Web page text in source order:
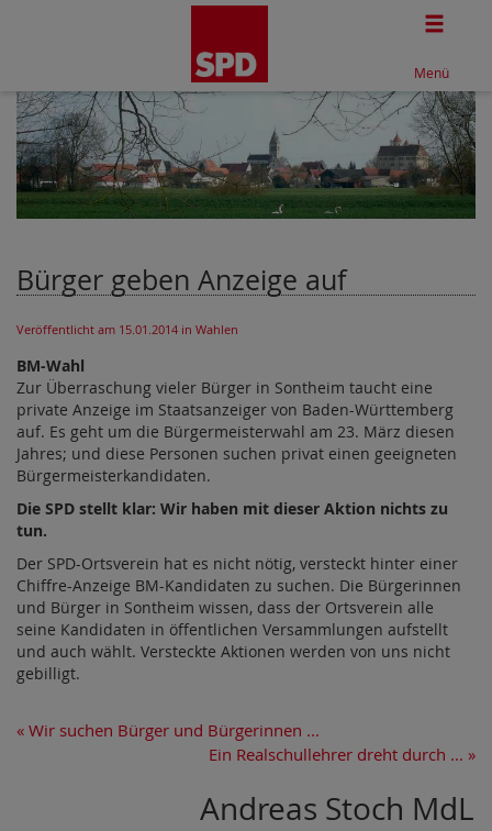
Menü
Bürger geben Anzeige auf
Veröffentlicht am 15.01.2014 in Wahlen
BM-Wahl
Zur Überraschung vieler Bürger in Sontheim taucht eine
private Anzeige im Staatsanzeiger von Baden-Württemberg
auf. Es geht um die Bürgermeisterwahl am 23. März diesen
Jahres; und diese Personen suchen privat einen geeigneten
Bürgermeisterkandidaten.
Die SPD stellt klar: Wir haben mit dieser Aktion nichts zu
tun.
Der SPD-Ortsverein hat es nicht nötig, versteckt hinter einer
Chiffre-Anzeige BM-Kandidaten zu suchen. Die Bürgerinnen
und Bürger in Sontheim wissen, dass der Ortsverein alle
seine Kandidaten in öffentlichen Versammlungen aufstellt
und auch wählt. Versteckte Aktionen werden von uns nicht
gebilligt.
« Wir suchen Bürger und Bürgerinnen ...
Ein Realschullehrer dreht durch ... »
Andreas Stoch MdL